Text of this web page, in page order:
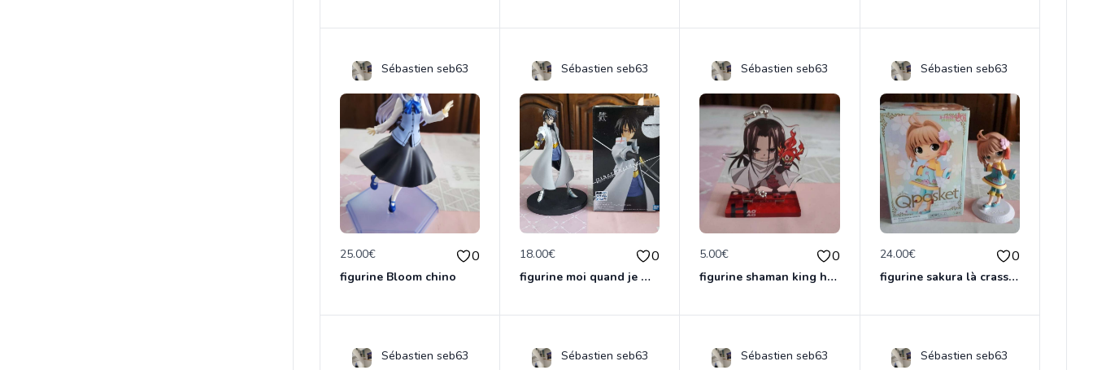
Sébastien seb63
25.00€ 0
figurine Bloom chino
Sébastien seb63
18.00€ 0
figurine moi quand je me reincarne en slime
Sébastien seb63
5.00€ 0
figurine shaman king hao
Sébastien seb63
24.00€ 0
figurine sakura là crasseuse de cartes
Sébastien seb63 Sébastien seb63 Sébastien seb63 Sébastien seb63